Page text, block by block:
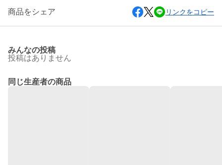
商品をシェア リンクをコピー
みんなの投稿
投稿はありません
同じ生産者の商品